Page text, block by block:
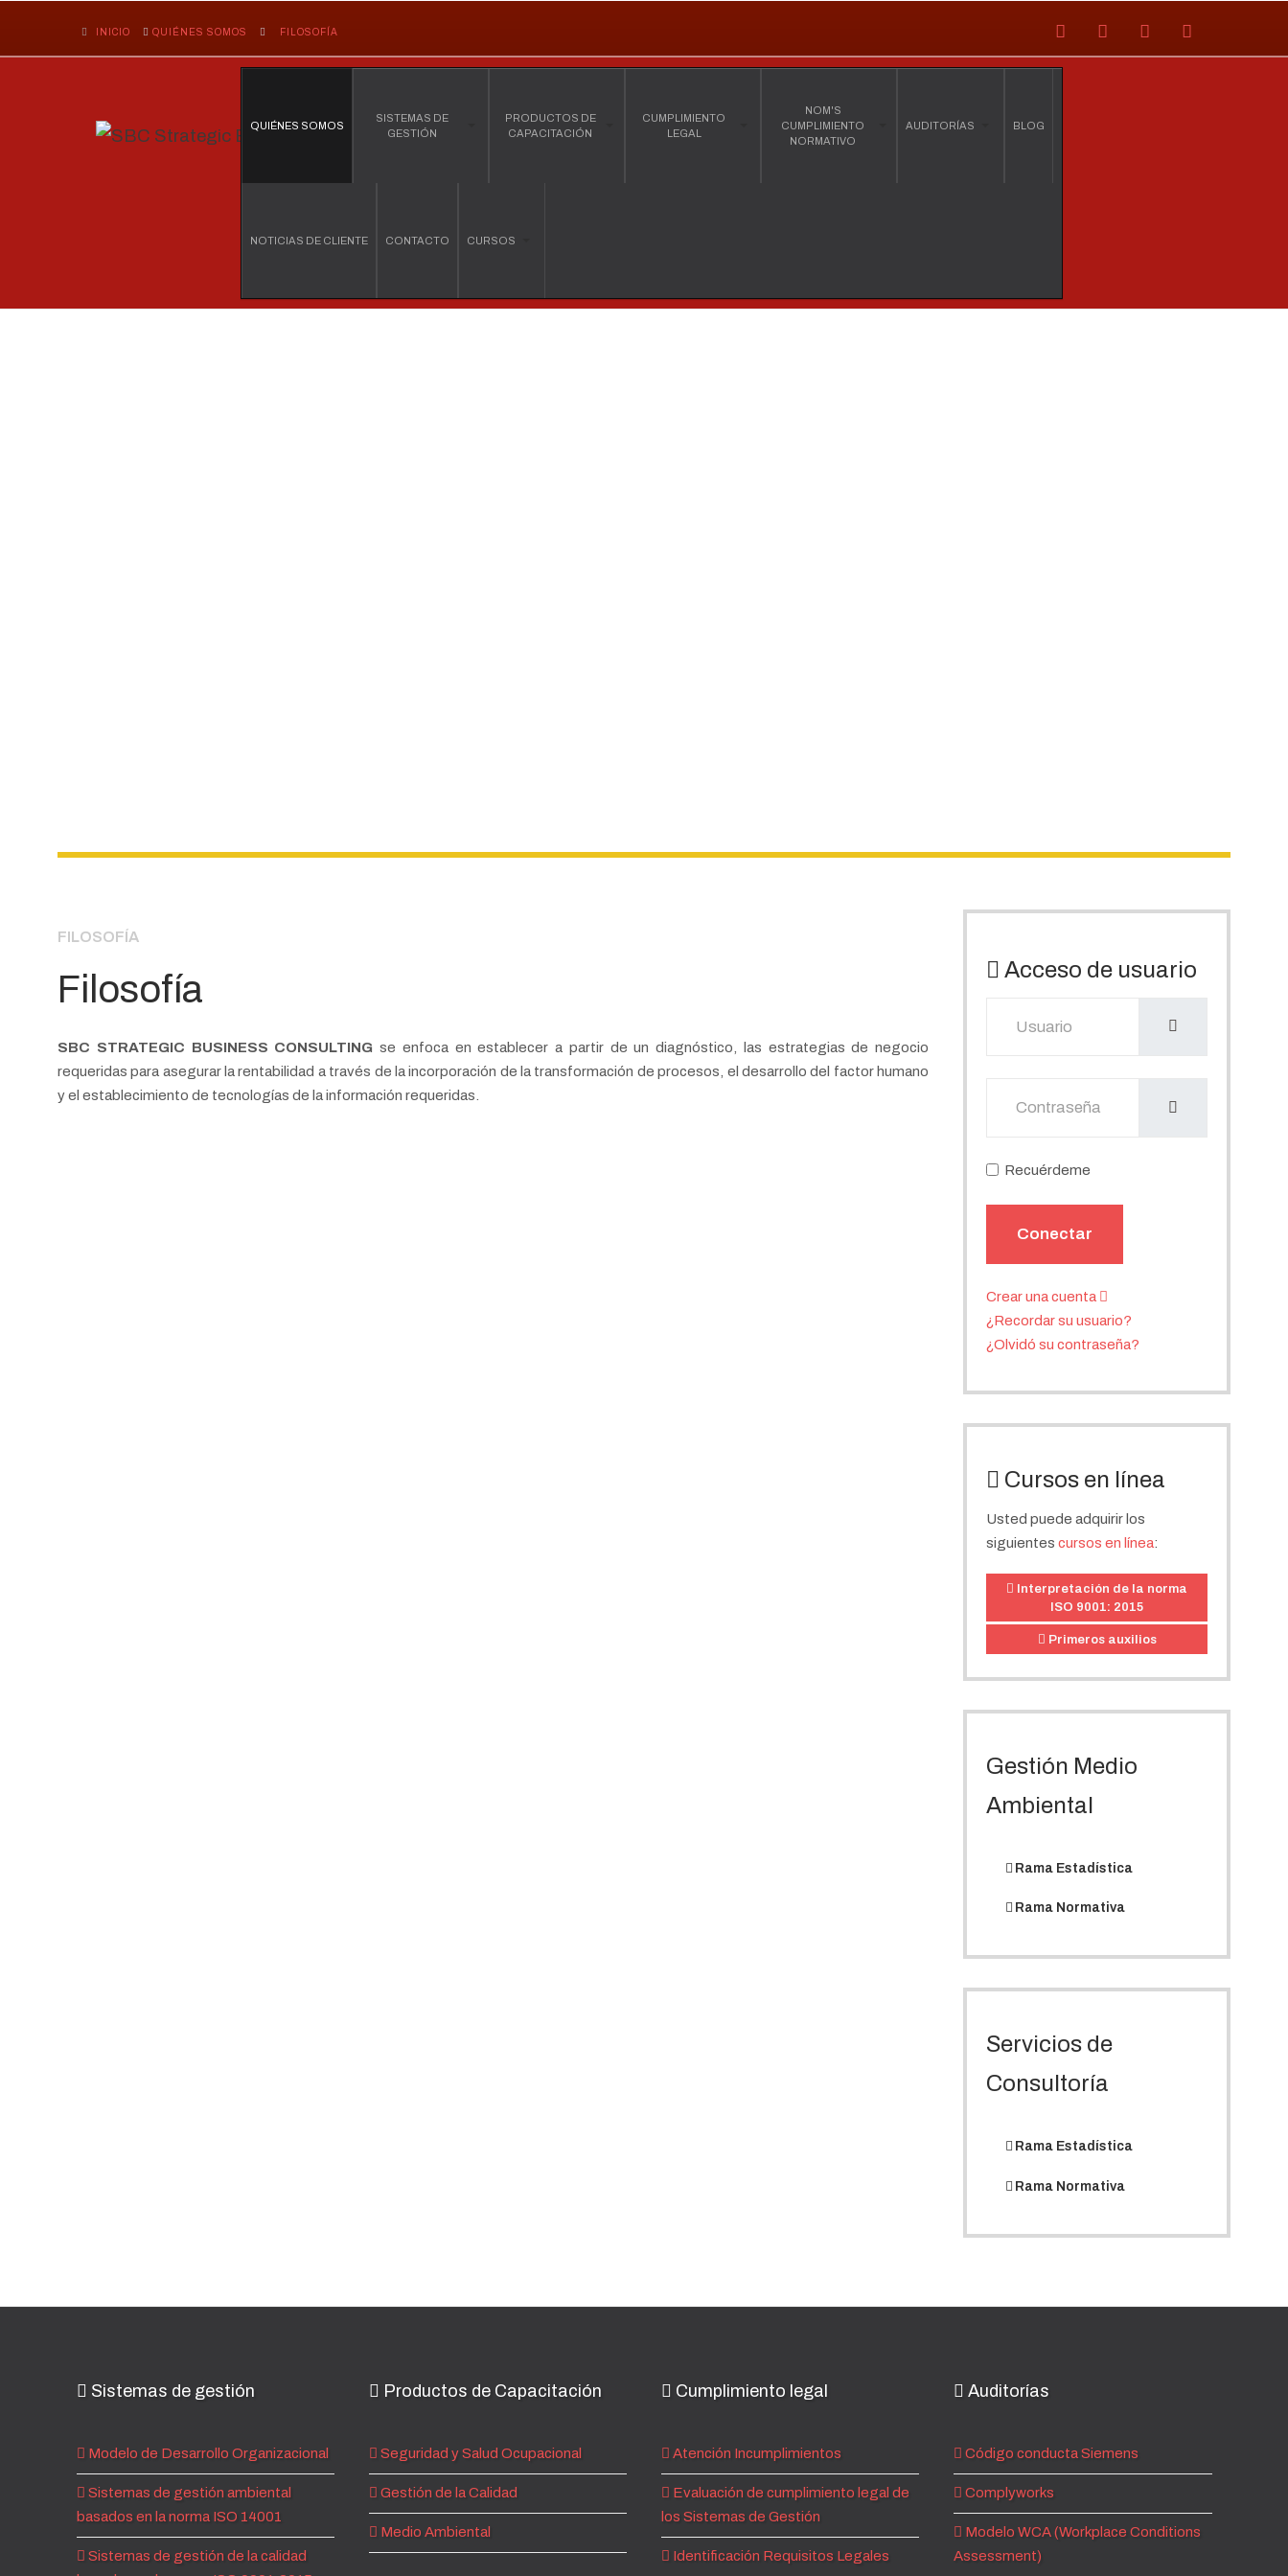
INICIO QUIÉNES SOMOS FILOSOFÍA
QUIÉNES SOMOS
SISTEMAS DE
GESTIÓN
PRODUCTOS DE
CAPACITACIÓN
CUMPLIMIENTO
LEGAL
NOM'S
CUMPLIMIENTO
NORMATIVO
AUDITORÍAS BLOG
NOTICIAS DE CLIENTE CONTACTO CURSOS
FILOSOFÍA
Filosofía
SBC STRATEGIC BUSINESS CONSULTING se enfoca en establecer a partir de un diagnóstico, las estrategias de negocio
requeridas para asegurar la rentabilidad a través de la incorporación de la transformación de procesos, el desarrollo del factor humano
y el establecimiento de tecnologías de la información requeridas.
Acceso de usuario
Recuérdeme
Conectar
Crear una cuenta
¿Recordar su usuario?
¿Olvidó su contraseña?
Cursos en línea
Usted puede adquirir los
siguientes cursos en línea:
Interpretación de la norma
ISO 9001: 2015
Primeros auxilios
Gestión Medio
Ambiental
Rama Estadística
Rama Normativa
Servicios de
Consultoría
Rama Estadística
Rama Normativa
Sistemas de gestión
Modelo de Desarrollo Organizacional
Sistemas de gestión ambiental
basados en la norma ISO 14001
Sistemas de gestión de la calidad
Productos de Capacitación
Seguridad y Salud Ocupacional
Gestión de la Calidad
Medio Ambiental
Cumplimiento legal
Atención Incumplimientos
Evaluación de cumplimiento legal de
los Sistemas de Gestión
Identificación Requisitos Legales
Auditorías
Código conducta Siemens
Complyworks
Modelo WCA (Workplace Conditions
Assessment)